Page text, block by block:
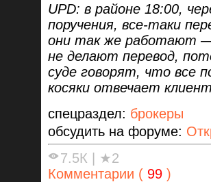
UPD: в районе 18:00,
поручения, все-таки
они так же работают
не делают перевод,
суде говорят, что все
косяки отвечает
спецраздел: брокеры
обсудить на форуме:
7.5К
★2
Комментарии ( 99 )